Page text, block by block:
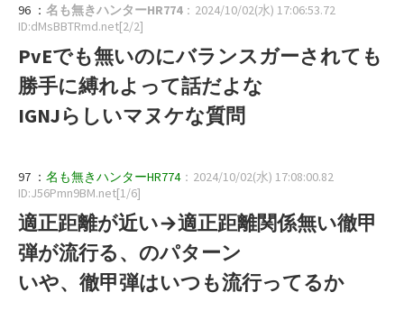
96 ： 名も無きハンターHR774：2024/10/02(水) 17:06:53.72
ID:dMsBBTRmd.net[2/2]
PvEでも無いのにバランスガーされても
勝手に縛れよって話だよな
IGNJらしいマヌケな質問
97 ： 名も無きハンターHR774：2024/10/02(水) 17:08:00.82
ID:J56Pmn9BM.net[1/6]
適正距離が近い→適正距離関係無い徹甲
弾が流行る、のパターン
いや、徹甲弾はいつも流行ってるか